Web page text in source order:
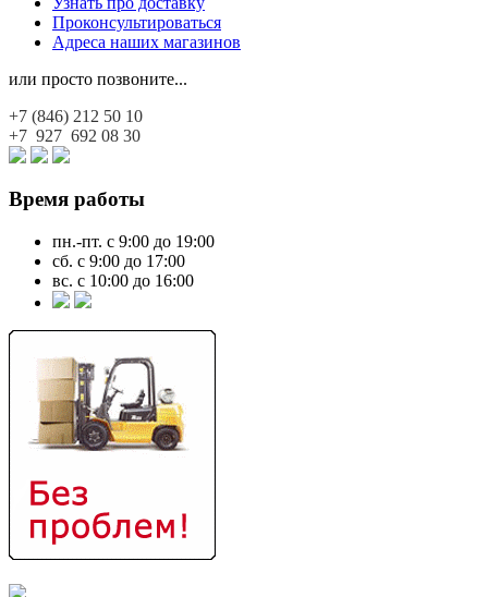
Проконсультироваться
Адреса наших магазинов
или просто позвоните...
+7 (846) 212 50 10
+7 927 692 08 30
Время работы
пн.-пт. с 9:00 до 19:00
сб. с 9:00 до 17:00
вс. с 10:00 до 16:00